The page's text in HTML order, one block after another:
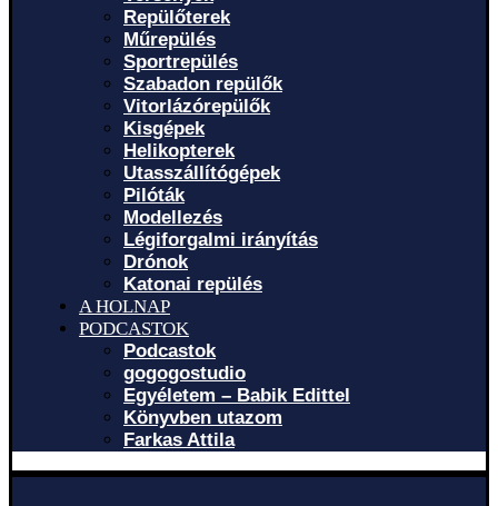
Repülőterek
Műrepülés
Sportrepülés
Szabadon repülők
Vitorlázórepülők
Kisgépek
Helikopterek
Utasszállítógépek
Pilóták
Modellezés
Légiforgalmi irányítás
Drónok
Katonai repülés
A HOLNAP
PODCASTOK
Podcastok
gogogostudio
Egyéletem – Babik Edittel
Könyvben utazom
Farkas Attila